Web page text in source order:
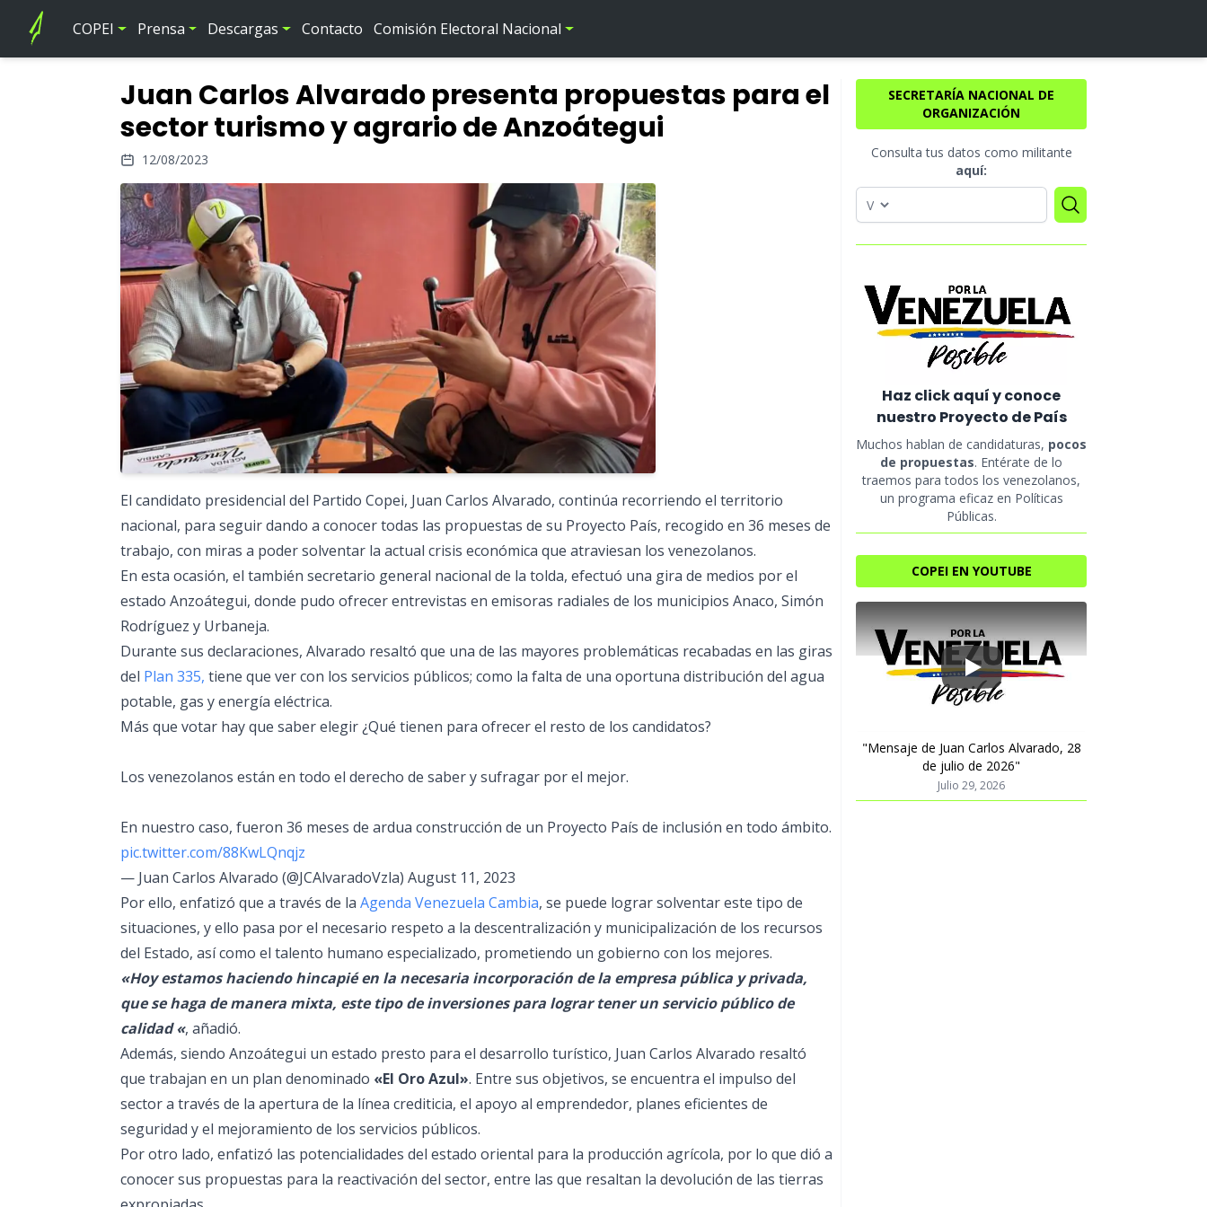
COPEI Prensa Descargas Contacto Comisión Electoral Nacional
Juan Carlos Alvarado presenta propuestas para el
sector turismo y agrario de Anzoátegui
12/08/2023
El candidato presidencial del Partido Copei, Juan Carlos Alvarado, continúa recorriendo el territorio
nacional, para seguir dando a conocer todas las propuestas de su Proyecto País, recogido en 36 meses de
trabajo, con miras a poder solventar la actual crisis económica que atraviesan los venezolanos.
En esta ocasión, el también secretario general nacional de la tolda, efectuó una gira de medios por el
estado Anzoátegui, donde pudo ofrecer entrevistas en emisoras radiales de los municipios Anaco, Simón
Rodríguez y Urbaneja.
Durante sus declaraciones, Alvarado resaltó que una de las mayores problemáticas recabadas en las giras
del Plan 335, tiene que ver con los servicios públicos; como la falta de una oportuna distribución del agua
potable, gas y energía eléctrica.
Más que votar hay que saber elegir ¿Qué tienen para ofrecer el resto de los candidatos?
Los venezolanos están en todo el derecho de saber y sufragar por el mejor.
En nuestro caso, fueron 36 meses de ardua construcción de un Proyecto País de inclusión en todo ámbito.
pic.twitter.com/88KwLQnqjz
— Juan Carlos Alvarado (@JCAlvaradoVzla) August 11, 2023
Por ello, enfatizó que a través de la Agenda Venezuela Cambia, se puede lograr solventar este tipo de
situaciones, y ello pasa por el necesario respeto a la descentralización y municipalización de los recursos
del Estado, así como el talento humano especializado, prometiendo un gobierno con los mejores.
«Hoy estamos haciendo hincapié en la necesaria incorporación de la empresa pública y privada,
que se haga de manera mixta, este tipo de inversiones para lograr tener un servicio público de
calidad «, añadió.
Además, siendo Anzoátegui un estado presto para el desarrollo turístico, Juan Carlos Alvarado resaltó
que trabajan en un plan denominado «El Oro Azul». Entre sus objetivos, se encuentra el impulso del
sector a través de la apertura de la línea crediticia, el apoyo al emprendedor, planes eficientes de
seguridad y el mejoramiento de los servicios públicos.
Por otro lado, enfatizó las potencialidades del estado oriental para la producción agrícola, por lo que dió a
conocer sus propuestas para la reactivación del sector, entre las que resaltan la devolución de las tierras
SECRETARÍA NACIONAL DE
ORGANIZACIÓN
Consulta tus datos como militante
aquí:
Haz click aquí y conoce
nuestro Proyecto de País
Muchos hablan de candidaturas, pocos
de propuestas. Entérate de lo
traemos para todos los venezolanos,
un programa eficaz en Políticas
Públicas.
COPEI EN YOUTUBE
Play
"Mensaje de Juan Carlos Alvarado, 28
de julio de 2026"
Julio 29, 2026